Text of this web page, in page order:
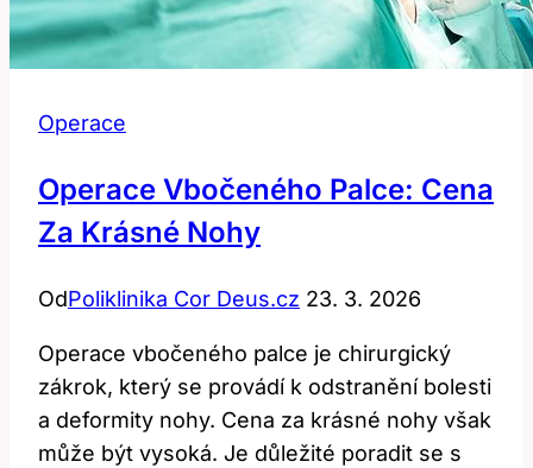
Operace
Operace Vbočeného Palce: Cena
Za Krásné Nohy
OdPoliklinika Cor Deus.cz 23. 3. 2026
Operace vbočeného palce je chirurgický
zákrok, který se provádí k odstranění bolesti
a deformity nohy. Cena za krásné nohy však
může být vysoká. Je důležité poradit se s